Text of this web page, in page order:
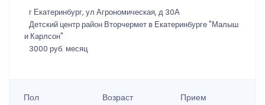
г Екатеринбург, ул Агрономическая, д 30А
Детский центр район Вторчермет в Екатеринбурге "Малыш
и Карлсон"
3000 руб. месяц
Пол Возраст Прием